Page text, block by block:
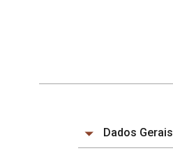
Dados Gerais